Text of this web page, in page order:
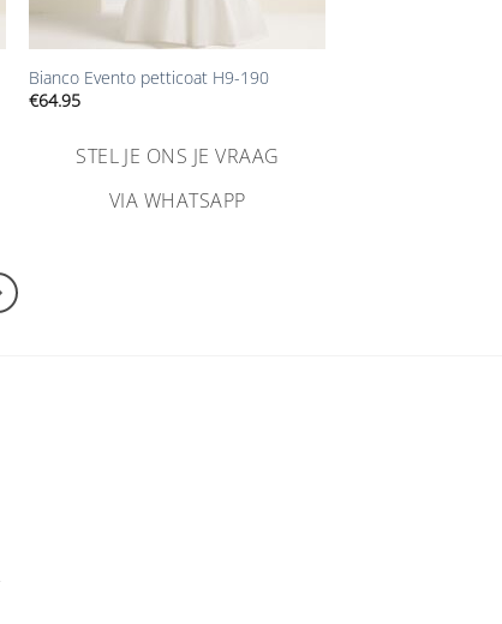
Bianco Evento petticoat H9-190
€64.95
STEL JE ONS JE VRAAG
VIA WHATSAPP